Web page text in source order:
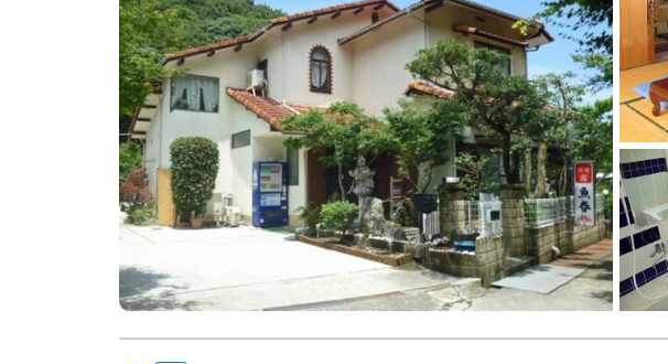
g
e
_
s
e
a
r
c
h